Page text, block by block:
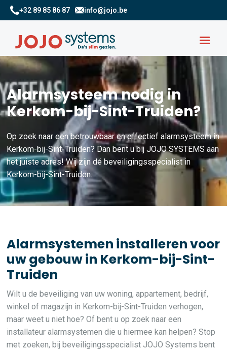
+32 89 85 86 87 info@jojo.be
Alarmsysteem nodig in
Kerkom-bij-Sint-Truiden?
Op zoek naar een betrouwbaar en effectief alarmsysteem in
Kerkom-bij-Sint-Truiden? Dan bent u bij JOJO SYSTEMS aan
het juiste adres! Wij zijn dé beveiligingsspecialist in
Kerkom-bij-Sint-Truiden.
Alarmsystemen installeren voor
uw gebouw in Kerkom-bij-Sint-
Truiden
Wilt u de beveiliging van uw woning, appartement, bedrijf,
winkel of magazijn in Kerkom-bij-Sint-Truiden verhogen,
maar weet u niet hoe? Of bent u op zoek naar een
installateur alarmsystemen die u hiermee kan helpen? Stop
met zoeken, bij beveiligingsspecialist JOJO Systems bent